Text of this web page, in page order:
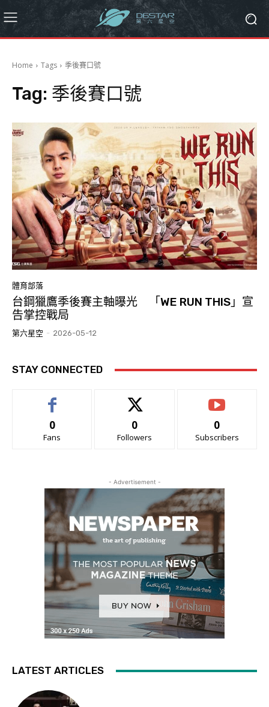
Home Tags 季後賽口號
Tag: 季後賽口號
體育部落
台鋼獵鷹季後賽主軸曝光 「WE RUN THIS」宣
告掌控戰局
第六星空 - 2026-05-12
STAY CONNECTED
0
Fans
0
Followers
0
Subscribers
- Advertisement -
LATEST ARTICLES